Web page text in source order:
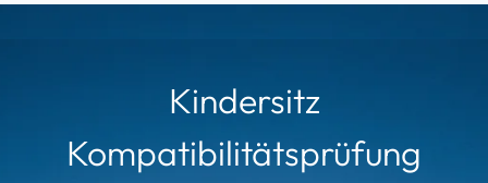
Kindersitz
Kompatibilitätsprüfung